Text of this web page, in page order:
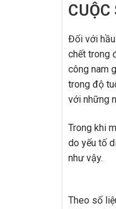
CUỘC
Đối với
chết trong
công nam
trong độ
với những
Trong khi
do yếu tố
như vậy.
Theo số